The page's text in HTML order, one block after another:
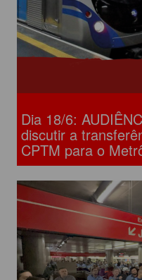
Dia 18/6:
discutir a
CPTM para o